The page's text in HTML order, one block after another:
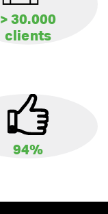
> 30.000
clients
94%